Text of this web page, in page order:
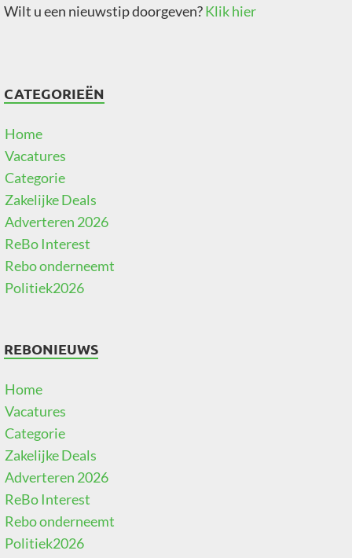
Wilt u een nieuwstip doorgeven?Klik hier
CATEGORIEËN
Home
Vacatures
Categorie
Zakelijke Deals
Adverteren 2026
ReBo Interest
Rebo onderneemt
Politiek2026
REBONIEUWS
Home
Vacatures
Categorie
Zakelijke Deals
Adverteren 2026
ReBo Interest
Rebo onderneemt
Politiek2026